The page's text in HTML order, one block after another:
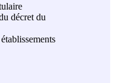
décret du